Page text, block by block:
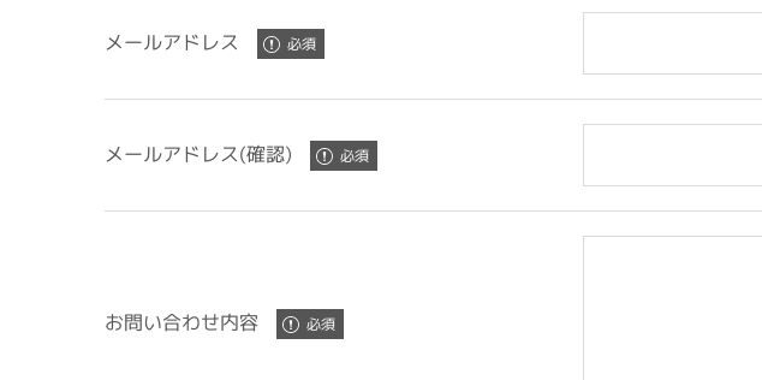
メールアドレス
メールアドレス(確認)
お問い合わせ内容